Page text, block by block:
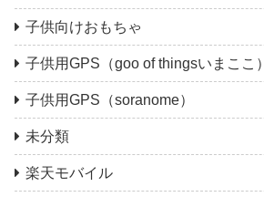
子供向けおもちゃ
子供用GPS（goo of thingsいまここ）
子供用GPS（soranome）
未分類
楽天モバイル